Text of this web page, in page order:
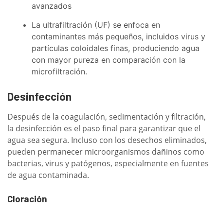
avanzados
La ultrafiltración (UF) se enfoca en
contaminantes más pequeños, incluidos virus y
partículas coloidales finas, produciendo agua
con mayor pureza en comparación con la
microfiltración.
Desinfección
Después de la coagulación, sedimentación y filtración,
la desinfección es el paso final para garantizar que el
agua sea segura. Incluso con los desechos eliminados,
pueden permanecer microorganismos dañinos como
bacterias, virus y patógenos, especialmente en fuentes
de agua contaminada.
Cloración